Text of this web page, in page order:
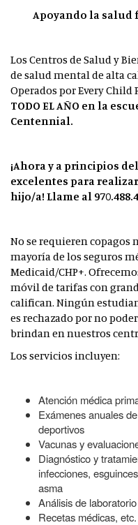
Apoyando la salud
Los Centros de Salud y
de salud mental de alta
Operados por Every Child
TODO EL AÑO en la
Centennial.
¡Ahora y a principios
excelentes para
hijo/a! Llame al
No se requieren copagos
mayoría de los seguros
Medicaid/CHP+.
móvil de tarifas con
califican. Ningún
es rechazado por no
brindan en nuestros
Los servicios incluyen:
Atención médica
Exámenes anuales
deportivos
Vacunas y
Diagnóstico y
infecciones,
asma
Análisis de
Recetas médicas, etc.